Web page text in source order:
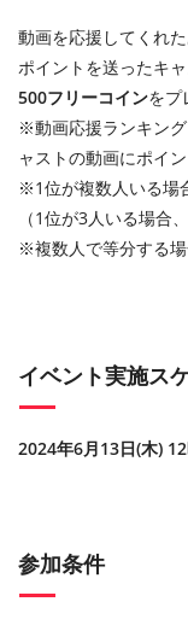
動画を応援してくれ
ポイントを送ったキ
500フリーコインをプ
※動画応援ランキン
ャストの動画にポイ
※1位が複数人いる場
（1位が3人いる場合
※複数人で等分する場
イベント実施ス
2024年6月13日(木)
参加条件